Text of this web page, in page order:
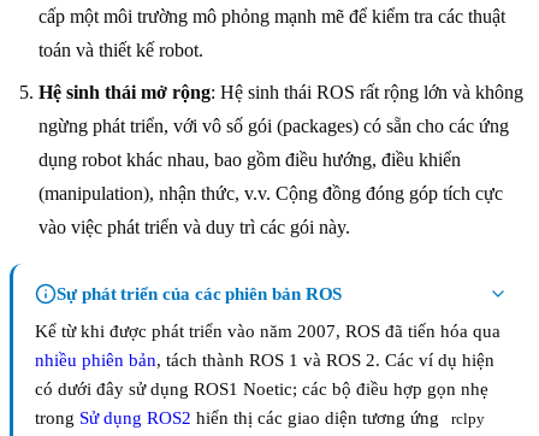
cấp một môi trường mô phỏng mạnh mẽ để kiểm tra các thuật
toán và thiết kế robot.
Hệ sinh thái mở rộng: Hệ sinh thái ROS rất rộng lớn và không
ngừng phát triển, với vô số gói (packages) có sẵn cho các ứng
dụng robot khác nhau, bao gồm điều hướng, điều khiển
(manipulation), nhận thức, v.v. Cộng đồng đóng góp tích cực
vào việc phát triển và duy trì các gói này.
Sự phát triển của các phiên bản ROS
Kể từ khi được phát triển vào năm 2007, ROS đã tiến hóa qua
nhiều phiên bản, tách thành ROS 1 và ROS 2. Các ví dụ hiện
có dưới đây sử dụng ROS1 Noetic; các bộ điều hợp gọn nhẹ
trong Sử dụng ROS2 hiển thị các giao diện tương ứng rclpy